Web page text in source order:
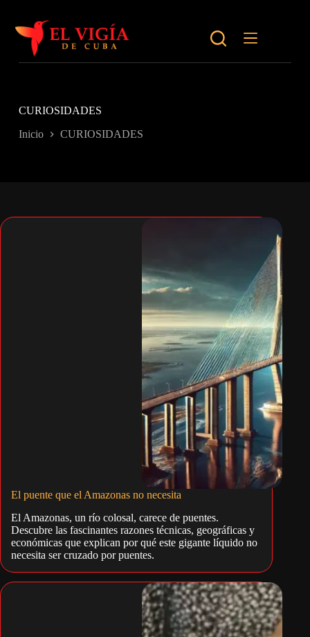
contenido
CURIOSIDADES
Inicio CURIOSIDADES
El puente que el Amazonas no necesita
El Amazonas, un río colosal, carece de puentes.
Descubre las fascinantes razones técnicas, geográficas y
económicas que explican por qué este gigante líquido no
necesita ser cruzado por puentes.